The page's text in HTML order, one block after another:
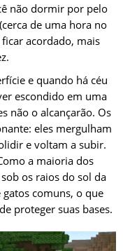
não dormir por pelo
de uma hora no
acordado, mais
e quando há céu
escondido em uma
não o alcançarão. Os
eles mergulham
e voltam a subir.
a maioria dos
os raios do sol da
comuns, o que
proteger suas bases.